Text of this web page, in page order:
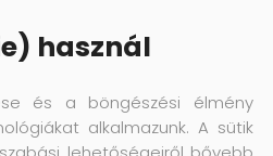
használ
és a böngészési élmény
alkalmazunk. A sütik